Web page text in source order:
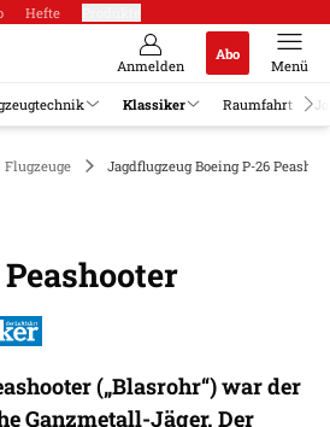
Hefte
Anmelden
Abo
Menü
Klassiker Raumfahrt
Flugzeuge Jagdflugzeug Boeing P-26
(„Blasrohr“) war der
Ganzmetall-Jäger. Der